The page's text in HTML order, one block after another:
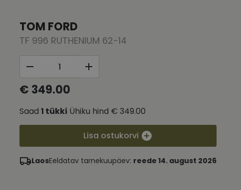
TOM FORD
TF 996 RUTHENIUM 62-14
€ 349.00
Saad 1 tükki Ühiku hind € 349.00
Lisa ostukorvi
LaosEeldatav tarnekuupäev: reede 14. august 2026